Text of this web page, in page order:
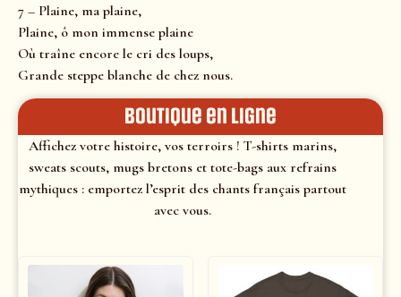
7 – Plaine, ma plaine,
Plaine, ô mon immense plaine
Où traîne encore le cri des loups,
Grande steppe blanche de chez nous.
Boutique en ligne
Affichez votre histoire, vos terroirs ! T-shirts marins,
sweats scouts, mugs bretons et tote-bags aux refrains
mythiques : emportez l’esprit des chants français partout
avec vous.